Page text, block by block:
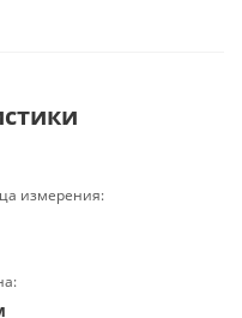
измерения: